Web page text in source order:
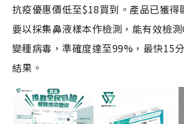
抗疫優惠價低至$18買到。產品已獲得
要以採集鼻液樣本作檢測，能有效檢
變種病毒，準確度達至99%，最快15
結果。